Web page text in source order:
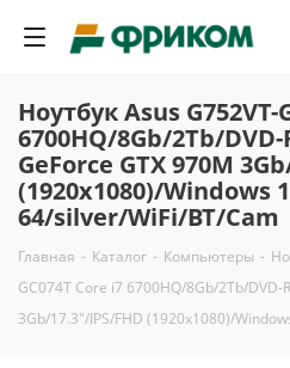
Ноутбук Asus G752VT-
6700HQ/8Gb/2Tb/
GeForce GTX 970M
(1920x1080)/Windows
64/silver/WiFi/BT/Cam
Главная - Каталог - Компьютеры -
GC074T Core i7 6700HQ/8Gb/2Tb/DVD-
3Gb/17.3"/IPS/FHD (1920x1080)/